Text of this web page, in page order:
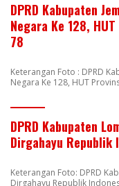
DPRD Kabupaten
Negara Ke 128,
78
Keterangan Foto : DPRD
Negara Ke 128, HUT
DPRD Kabupaten
Dirgahayu Republik
Keterangan Foto: DPRD
Dirgahayu Republik